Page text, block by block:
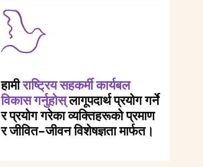
हामीराष्ट्रिय सहकर्मी कार्यबल
विकास गर्नुहोस्लागूपदार्थ प्रयोग गर्ने
र प्रयोग गरेका व्यक्तिहरूको प्रमाण
र जीवित-जीवन विशेषज्ञता मार्फत।